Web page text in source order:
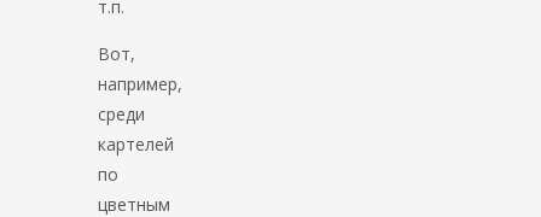
т.п.
Вот,
например,
среди
картелей
по
цветным